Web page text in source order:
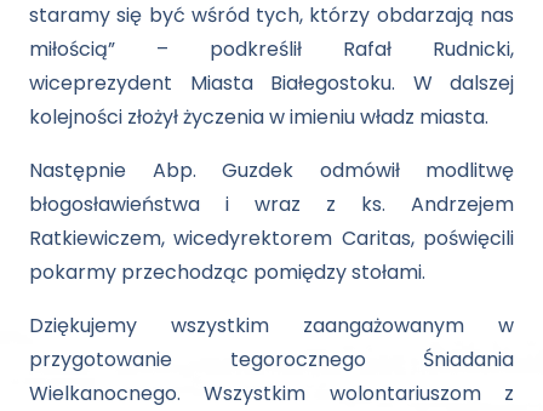
staramy się być wśród tych, którzy obdarzają nas
miłością” – podkreślił Rafał Rudnicki,
wiceprezydent Miasta Białegostoku. W dalszej
kolejności złożył życzenia w imieniu władz miasta.
Następnie Abp. Guzdek odmówił modlitwę
błogosławieństwa i wraz z ks. Andrzejem
Ratkiewiczem, wicedyrektorem Caritas, poświęcili
pokarmy przechodząc pomiędzy stołami.
Dziękujemy wszystkim zaangażowanym w
przygotowanie tegorocznego Śniadania
Wielkanocnego. Wszystkim wolontariuszom z